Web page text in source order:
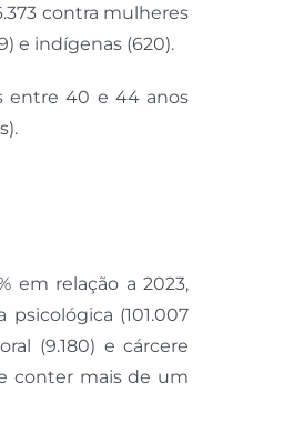
contra mulheres
e indígenas (620).
entre 40 e 44 anos
em relação a 2023,
(101.007
(9.180) e cárcere
conter mais de um